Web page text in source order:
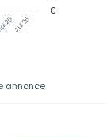
26Jul 26
0
annonce